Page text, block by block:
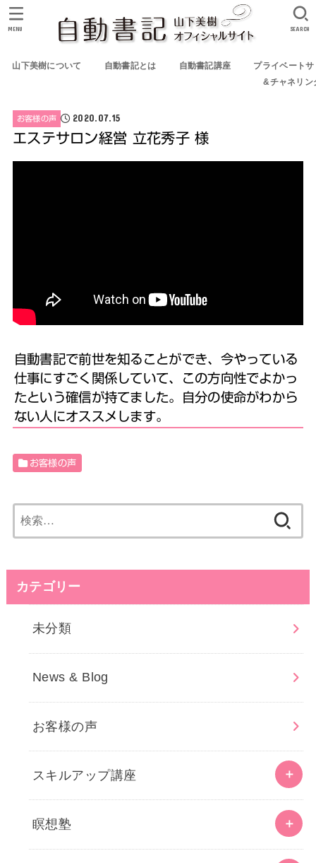
山下美樹について 自動書記とは 自動書記講座
プライベート
&チャネリン
SEARCH
MENU
お客様の声 2020.07.15
エステサロン経営 立花秀子 様
自動書記で前世を知ることができ、今やっている
仕事にすごく関係していて、この方向性でよかっ
たという確信が持てました。自分の使命がわから
ない人にオススメします。
お客様の声
索:
カテゴリー
未分類
News & Blog
お客様の声
スキルアップ講座
瞑想塾